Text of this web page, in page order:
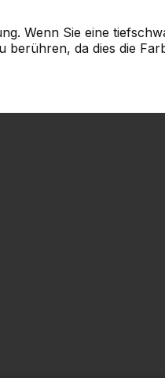
Wenn Sie eine
berühren, da dies die